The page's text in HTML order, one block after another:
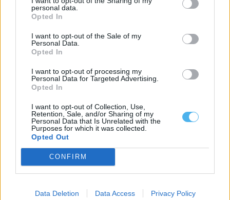
personal data.
Opted In
I want to opt-out of the Sale of my
Personal Data.
Opted In
I want to opt-out of processing my
Personal Data for Targeted Advertising.
Opted In
I want to opt-out of Collection, Use,
Retention, Sale, and/or Sharing of my
Personal Data that Is Unrelated with the
Purposes for which it was collected.
Opted Out
CONFIRM
Data Deletion Data Access Privacy Policy